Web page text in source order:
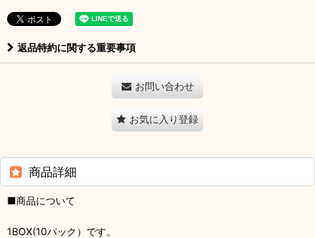
返品特約に関する重要事項
お問い合わせ
お気に入り登録
商品詳細
■商品について
1BOX(10パック）です。